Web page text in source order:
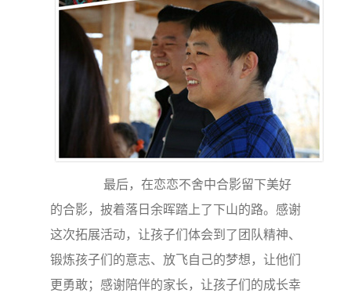
最后，在恋恋不舍中合影留下美好
的合影，披着落日余晖踏上了下山的路。感谢
这次拓展活动，让孩子们体会到了团队精神、
锻炼孩子们的意志、放飞自己的梦想，让他们
更勇敢；感谢陪伴的家长，让孩子们的成长幸